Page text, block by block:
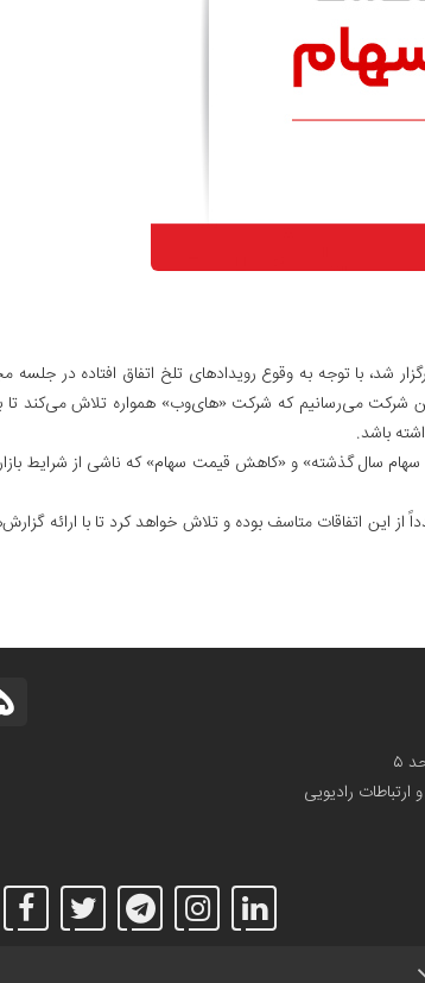
به وقوع رویدادهای اتفاق افتاده در جلسه مجمع صاحبان سهام شرکت «داده‌گسترعصرنوین»، که در تاریخ ۱۴۰۲/۱۲/۲۳ برگزار شد، با توجه به وقوع
و سایر ذینفعان محترم این شرکت می‌رسانیم که شرکت «های‌وب» همواره تلاش
باشد.
سال گذشته» و «کاهش قیمت سهام» که ناشی از شرایط
اتفاقات متاسف بوده و تلاش خواهد کرد تا با ارائه
۵
ارتباطات رادیویی